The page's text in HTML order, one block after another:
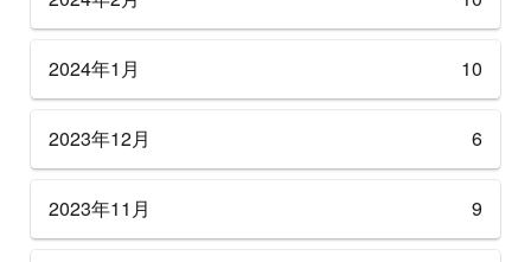
2024年1月 10
2023年12月 6
2023年11月 9